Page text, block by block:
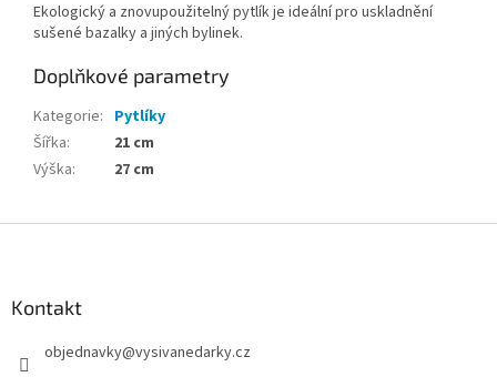
Ekologický a znovupoužitelný pytlík je ideální pro uskladnění
sušené bazalky a jiných bylinek.
Doplňkové parametry
Kategorie: Pytlíky
Šířka:
21 cm
Výška: 27 cm
Kontakt
objednavky@vysivanedarky.cz